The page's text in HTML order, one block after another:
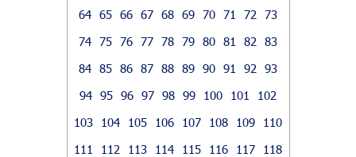
64 65 66 67 68 69 70 71 72
73
74 75 76 77 78 79 80 81 82
83
84 85 86 87 88 89 90 91 92
93
94 95 96 97 98 99 100 101
102
103
104 105 106 107 108 109
110
111
112 113 114 115 116 117
118